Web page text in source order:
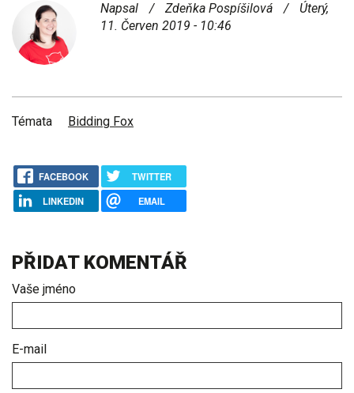
Napsal / Zdeňka Pospíšilová /
Úterý,
11. Červen 2019 - 10:46
Témata Bidding Fox
FACEBOOK
TWITTER
LINKEDIN
EMAIL
PŘIDAT KOMENTÁŘ
Vaše jméno
E-mail